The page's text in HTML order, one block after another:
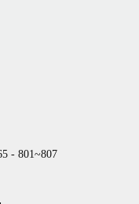
- 801~807